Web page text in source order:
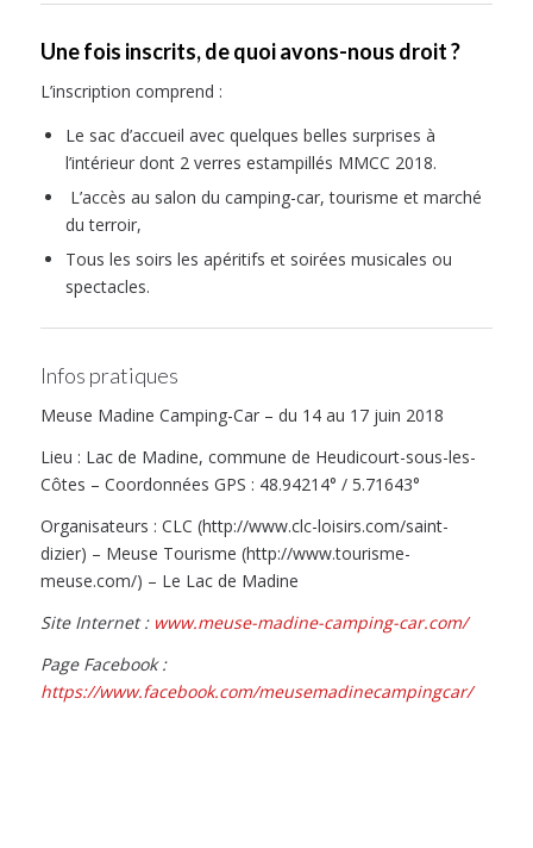
Une fois inscrits, de quoi avons-nous droit ?
L’inscription comprend :
Le sac d’accueil avec quelques belles surprises à
l’intérieur dont 2 verres estampillés MMCC 2018.
L’accès au salon du camping-car, tourisme et marché
du terroir,
Tous les soirs les apéritifs et soirées musicales ou
spectacles.
Infos pratiques
Meuse Madine Camping-Car – du 14 au 17 juin 2018
Lieu : Lac de Madine, commune de Heudicourt-sous-les-
Côtes – Coordonnées GPS : 48.94214° / 5.71643°
Organisateurs : CLC (http://www.clc-loisirs.com/saint-
dizier) – Meuse Tourisme (http://www.tourisme-
meuse.com/) – Le Lac de Madine
Site Internet : www.meuse-madine-camping-car.com/
Page Facebook :
https://www.facebook.com/meusemadinecampingcar/